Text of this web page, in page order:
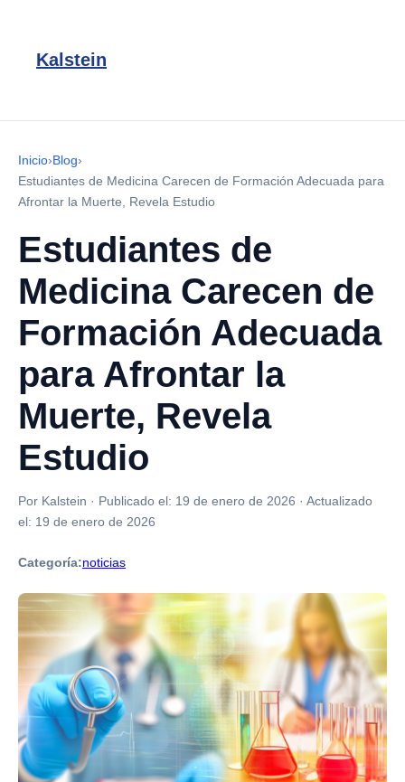
Kalstein
Inicio›Blog›
Estudiantes de Medicina Carecen de Formación Adecuada para
Afrontar la Muerte, Revela Estudio
Estudiantes de
Medicina Carecen de
Formación Adecuada
para Afrontar la
Muerte, Revela
Estudio
Por Kalstein · Publicado el: 19 de enero de 2026 · Actualizado
el: 19 de enero de 2026
Categoría:noticias